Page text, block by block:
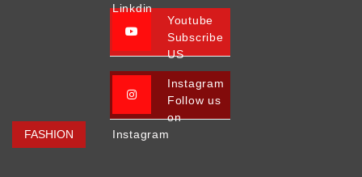
FASHION
Linkdin
Youtube
Subscribe
US
Instagram
Follow us
on
Instagram